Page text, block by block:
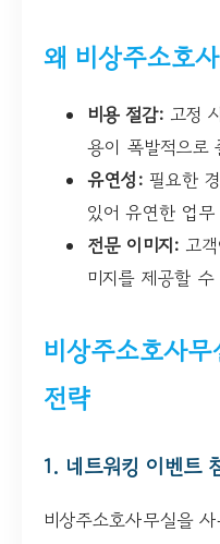
왜 비상주소호
비용 절감: 고정
용이 폭발적으로
유연성: 필요한
있어 유연한 업
전문 이미지: 고
미지를 제공할 수
비상주소호사
전략
1. 네트워킹 이벤트
비상주소호사무실을